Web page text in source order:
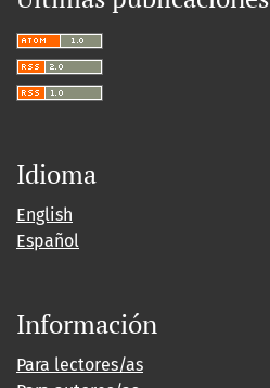
Idioma
English
Español
Información
Para lectores/as